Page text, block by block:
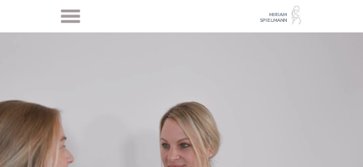
MIRIAM
SPIELMANN
Menü